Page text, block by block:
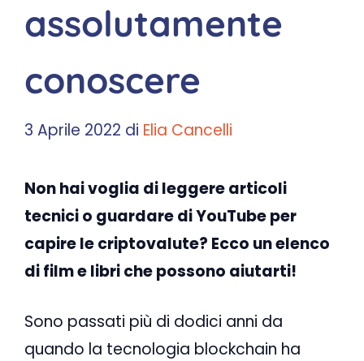
assolutamente
conoscere
3 Aprile 2022 di Elia Cancelli
Non hai voglia di leggere articoli
tecnici o guardare di YouTube per
capire le criptovalute? Ecco un elenco
di film e libri che possono aiutarti!
Sono passati più di dodici anni da
quando la tecnologia blockchain ha